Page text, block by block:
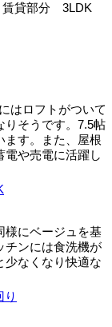
賃貸部分 3LDK
はロフトがついて
りそうです。7.5帖
ます。また、屋根
電や売電に活躍し
様にベージュを基
チンには食洗機が
少なくなり快適な